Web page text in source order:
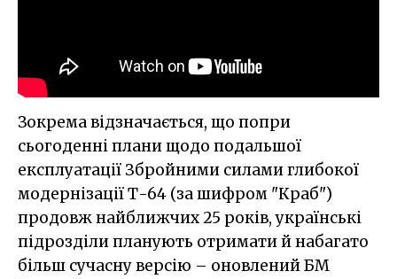
Зокрема відзначається, що попри
сьогоденні плани щодо подальшої
експлуатації Збройними силами глибокої
модернізації Т-64 (за шифром "Краб")
продовж найближчих 25 років, українські
підрозділи планують отримати й набагато
більш сучасну версію – оновлений БМ